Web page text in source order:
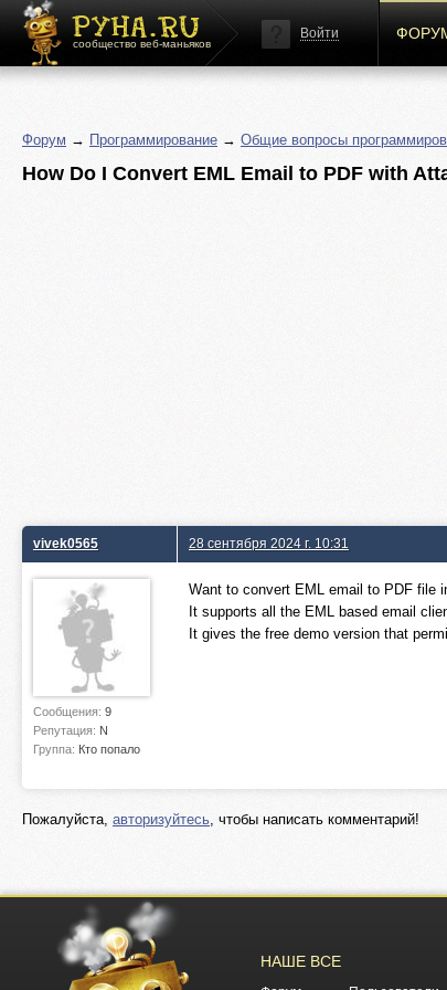
сообщество веб-маньяков
Войти
Форум → Программирование → Общие вопросы
How Do I Convert EML Email to PDF with
vivek0565
Сообщения: 9
Репутация: N
Группа: Кто попало
28 сентября 2024 г. 10:31
Want to convert EML email to PDF file
It supports all the EML based email
It gives the free demo version that
Пожалуйста, авторизуйтесь, чтобы написать комментарий!
НАШЕ ВСЕ